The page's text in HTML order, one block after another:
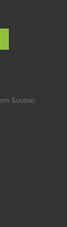
Sousse.